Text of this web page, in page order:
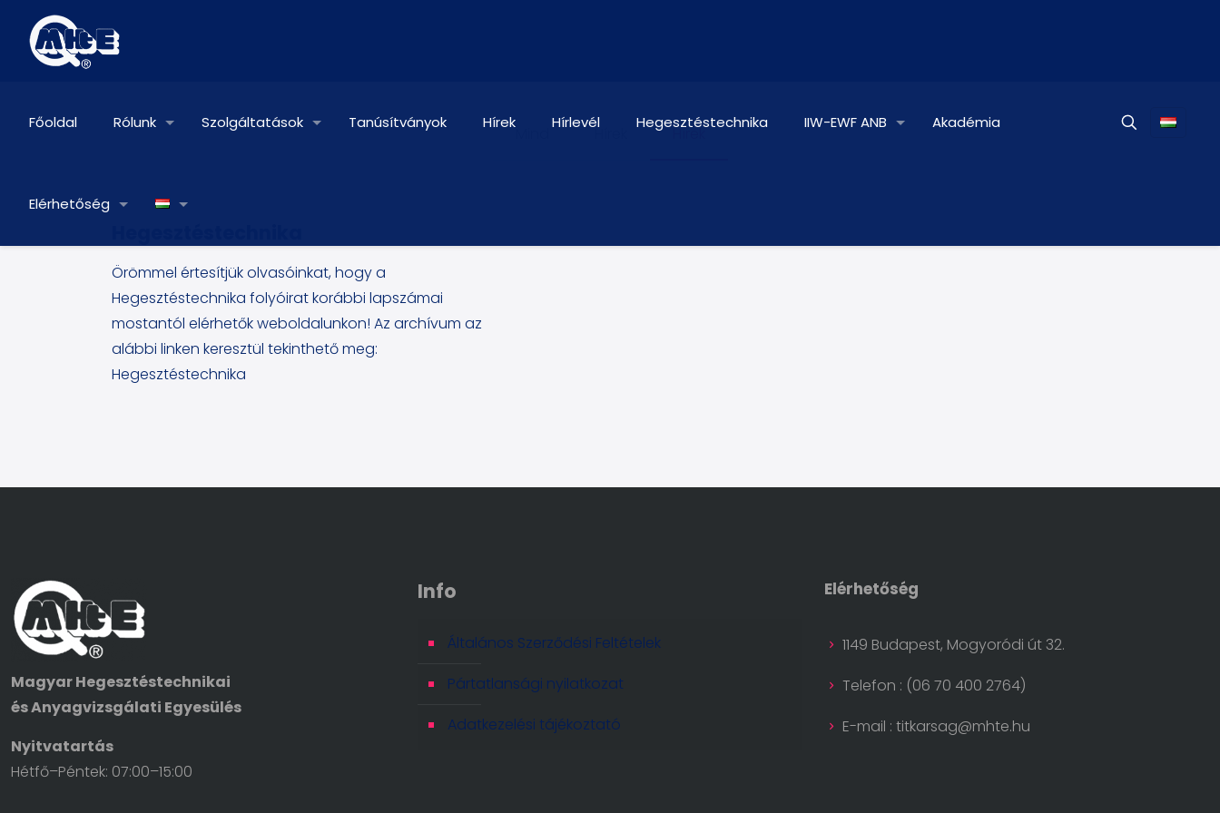
Főoldal Rólunk Szolgáltatások Tanúsítványok Hírek Hírlevél Hegesztéstechnika IIW-EWF ANB Akadémia
Elérhetőség
Mind Hírek Hírek
Örömmel értesítjük olvasóinkat, hogy a
Hegesztéstechnika folyóirat korábbi lapszámai
mostantól elérhetők weboldalunkon! Az archívum az
alábbi linken keresztül tekinthető meg:
Hegesztéstechnika
Magyar Hegesztéstechnikai
és Anyagvizsgálati Egyesülés
Nyitvatartás
Hétfő–Péntek: 07:00–15:00
Info
Általános Szerződési Feltételek
Pártatlansági nyilatkozat
Adatkezelési tájékoztató
Elérhetőség
1149 Budapest, Mogyoródi út 32.
Telefon : (06 70 400 2764)
E-mail : titkarsag@mhte.hu